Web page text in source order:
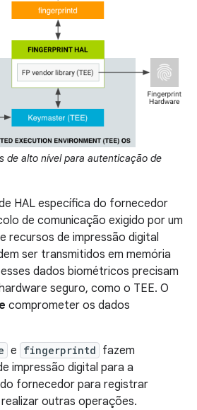
de alto nível para autenticação de
HAL específica do fornecedor
de comunicação exigido por um
recursos de impressão digital
ser transmitidos em memória
dados biométricos precisam
seguro, como o TEE. O
comprometer os dados
e fingerprintd fazem
impressão digital para a
fornecedor para registrar
outras operações.